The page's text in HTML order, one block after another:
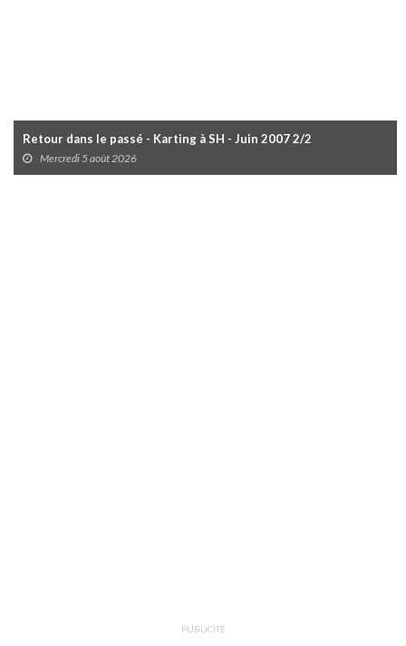
Retour dans le passé - Karting à SH - Juin 2007 2/2
Mercredi 5 août 2026
PUBLICITÉ